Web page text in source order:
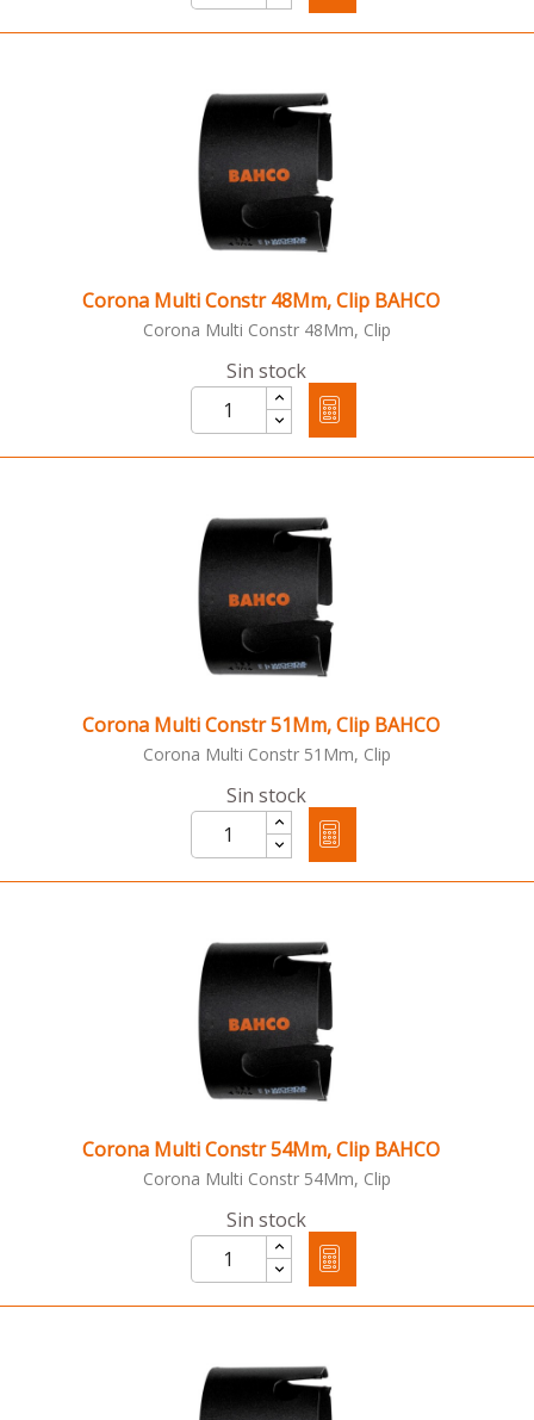
Corona Multi Constr 48Mm, Clip BAHCO
Corona Multi Constr 48Mm, Clip
Sin stock
Corona Multi Constr 51Mm, Clip BAHCO
Corona Multi Constr 51Mm, Clip
Sin stock
Corona Multi Constr 54Mm, Clip BAHCO
Corona Multi Constr 54Mm, Clip
Sin stock